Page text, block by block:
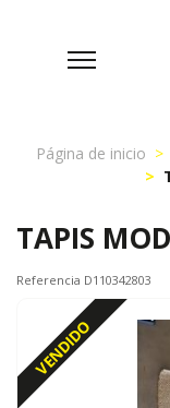
Página de inicio
TAPIS
Referencia D110342803
VENDIDO